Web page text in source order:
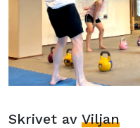
Skrivet av Viljan